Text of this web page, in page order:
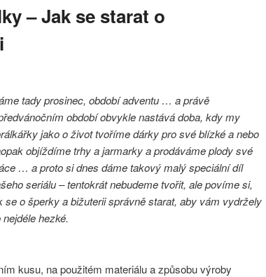
– Jak se starat o
tady prosinec, období adventu … a právě
období obvykle nastává doba, kdy my
jako o život tvoříme dárky pro své blízké a nebo
objíždíme trhy a jarmarky a prodáváme plody své
… a proto si dnes dáme takový malý speciální díl
seriálu – tentokrát nebudeme tvořit, ale povíme si,
se o šperky a bižuterii správně starat, aby vám vydržely
nejdéle hezké.
kusu, na použitém materiálu a způsobu výroby